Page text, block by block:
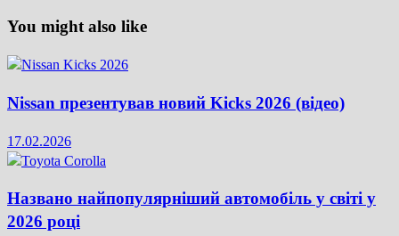
You might also like
Nissan презентував новий Kicks 2026 (відео)
17.02.2026
Названо найпопулярніший автомобіль у світі у
2026 році